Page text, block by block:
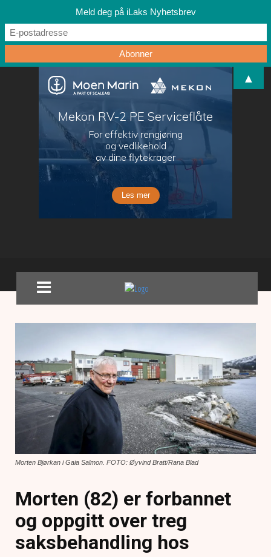
Morten Bjørkan i Gaia Salmon. FOTO: Øyvind Bratt/Rana Blad
Morten (82) er forbannet
og oppgitt over treg
saksbehandling hos
Meld deg på iLaks Nyhetsbrev
▲